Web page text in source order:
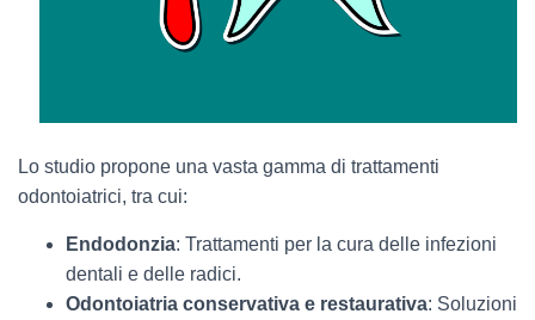
Lo studio propone una vasta gamma di trattamenti
odontoiatrici, tra cui:
Endodonzia: Trattamenti per la cura delle infezioni
dentali e delle radici.
Odontoiatria conservativa e restaurativa: Soluzioni